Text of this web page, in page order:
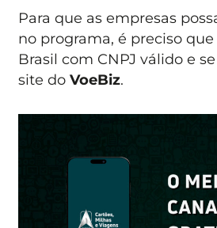
Para que as empresas
no programa, é preciso
Brasil com CNPJ válido e
site doVoeBiz.